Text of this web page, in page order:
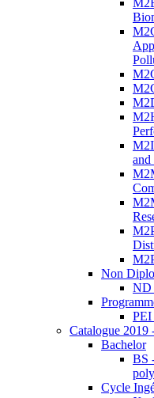
and
Non
ND
PEI
Catalogue 2019
Bachelor
BS
Cycle